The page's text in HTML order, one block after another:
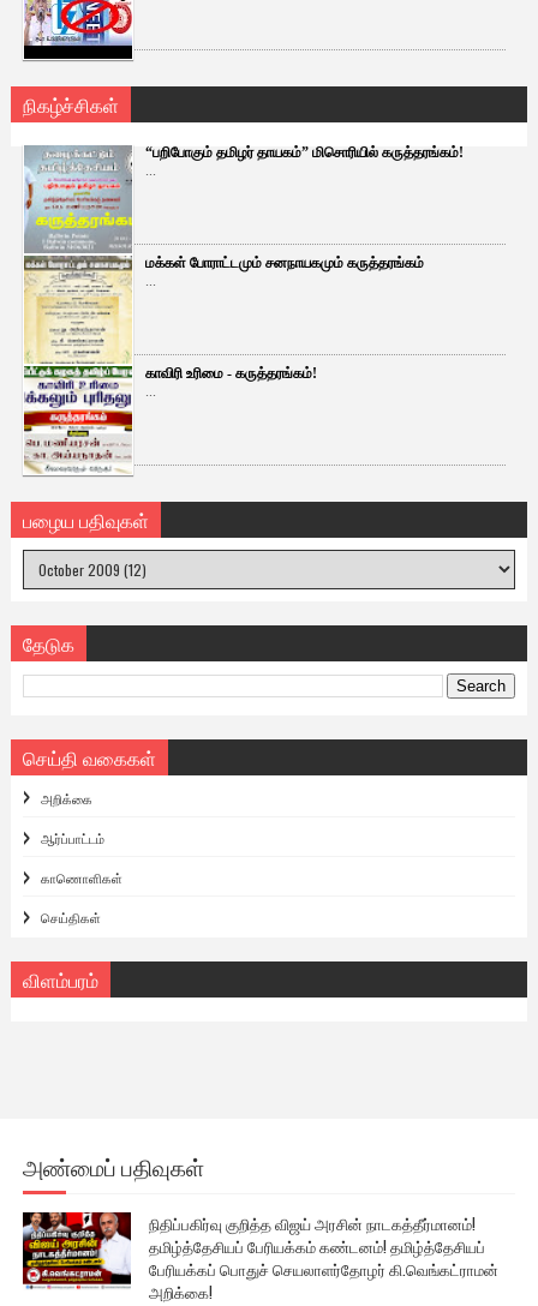
நிகழ்ச்சிகள்
“பறிபோகும் தமிழர் தாயகம்” மிசொரியில் கருத்தரங்கம்!
...
மக்கள் போராட்டமும் சனநாயகமும் கருத்தரங்கம்
...
காவிரி உரிமை - கருத்தரங்கம்!
...
பழைய பதிவுகள்
தேடுக
செய்தி வகைகள்
அறிக்கை
ஆர்ப்பாட்டம்
காணொளிகள்
செய்திகள்
விளம்பரம்
அண்மைப் பதிவுகள்
நிதிப்பகிர்வு குறித்த விஜய் அரசின் நாடகத்தீர்மானம்!
தமிழ்த்தேசியப் பேரியக்கம் கண்டனம்! தமிழ்த்தேசியப்
பேரியக்கப் பொதுச் செயலாளர்தோழர் கி.வெங்கட்ராமன்
அறிக்கை!